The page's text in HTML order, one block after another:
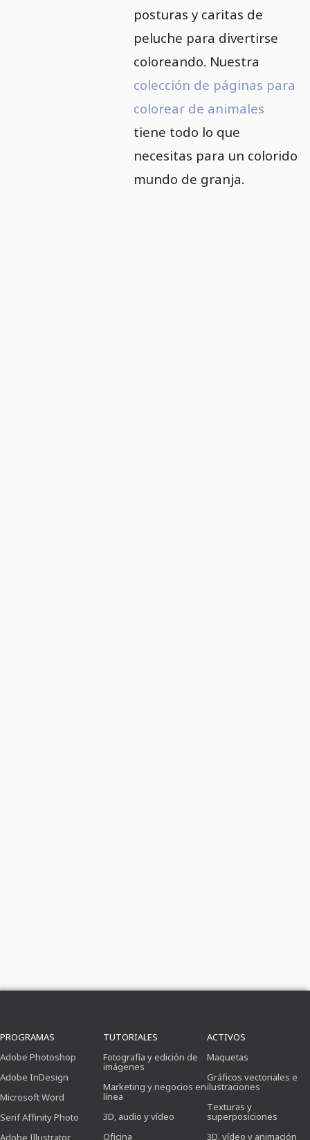
posturas y caritas de
peluche para divertirse
coloreando. Nuestra
colección de páginas para
colorear de animales
tiene todo lo que
necesitas para un colorido
mundo de granja.
PROGRAMAS
Adobe Photoshop
Adobe InDesign
Microsoft Word
Serif Affinity Photo
Adobe Illustrator
TUTORIALES
Fotografía y edición de
imágenes
Marketing y negocios en
línea
3D, audio y vídeo
Oficina
ACTIVOS
Maquetas
Gráficos vectoriales e
ilustraciones
Texturas y
superposiciones
3D, vídeo y animación